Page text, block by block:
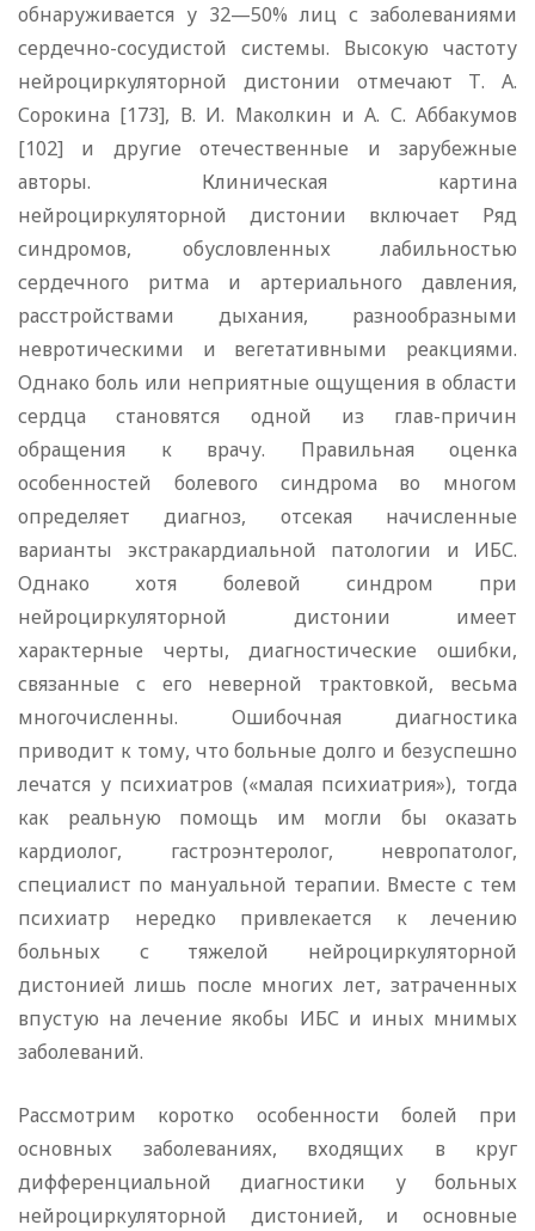
обнаруживается у 32—50% лиц с заболеваниями
сердечно-сосудистой системы. Высокую частоту
нейроциркуляторной дистонии отмечают Т. А.
Сорокина [173], В. И. Маколкин и А. С. Аббакумов
[102] и другие отечественные и зарубежные
авторы. Клиническая картина
нейроциркуляторной дистонии включает Ряд
синдромов, обусловленных лабильностью
сердечного ритма и артериального давления,
расстройствами дыхания, разнообразными
невротическими и вегетативными реакциями.
Однако боль или неприятные ощущения в области
сердца становятся одной из глав-причин
обращения к врачу. Правильная оценка
особенностей болевого синдрома во многом
определяет диагноз, отсекая начисленные
варианты экстракардиальной патологии и ИБС.
Однако хотя болевой синдром при
нейроциркуляторной дистонии имеет
характерные черты, диагностические ошибки,
связанные с его неверной трактовкой, весьма
многочисленны. Ошибочная диагностика
приводит к тому, что больные долго и безуспешно
лечатся у психиатров («малая психиатрия»), тогда
как реальную помощь им могли бы оказать
кардиолог, гастроэнтеролог, невропатолог,
специалист по мануальной терапии. Вместе с тем
психиатр нередко привлекается к лечению
больных с тяжелой нейроциркуляторной
дистонией лишь после многих лет, затраченных
впустую на лечение якобы ИБС и иных мнимых
заболеваний.
Рассмотрим коротко особенности болей при
основных заболеваниях, входящих в круг
дифференциальной диагностики у больных
нейроциркуляторной дистонией, и основные